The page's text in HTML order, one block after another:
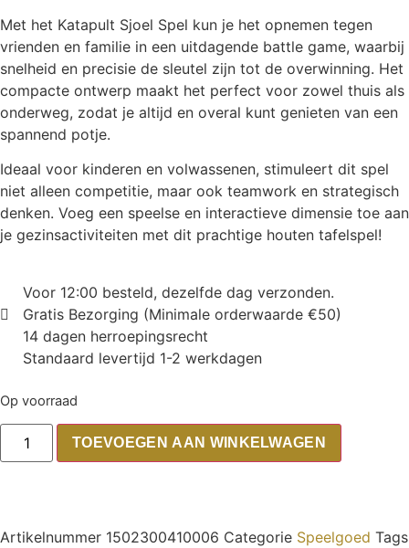
Met het Katapult Sjoel Spel kun je het opnemen tegen
vrienden en familie in een uitdagende battle game, waarbij
snelheid en precisie de sleutel zijn tot de overwinning. Het
compacte ontwerp maakt het perfect voor zowel thuis als
onderweg, zodat je altijd en overal kunt genieten van een
spannend potje.
Ideaal voor kinderen en volwassenen, stimuleert dit spel
niet alleen competitie, maar ook teamwork en strategisch
denken. Voeg een speelse en interactieve dimensie toe aan
je gezinsactiviteiten met dit prachtige houten tafelspel!
Voor 12:00 besteld, dezelfde dag verzonden.
Gratis Bezorging (Minimale orderwaarde €50)
14 dagen herroepingsrecht
Standaard levertijd 1-2 werkdagen
Op voorraad
TOEVOEGEN AAN WINKELWAGEN
Artikelnummer 1502300410006 Categorie Speelgoed Tags